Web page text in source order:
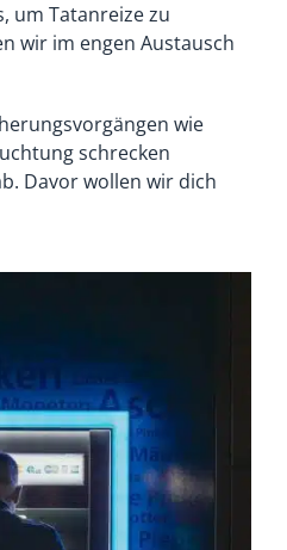
um Tatanreize zu
wir im engen Austausch
wie
schrecken
Davor wollen wir dich